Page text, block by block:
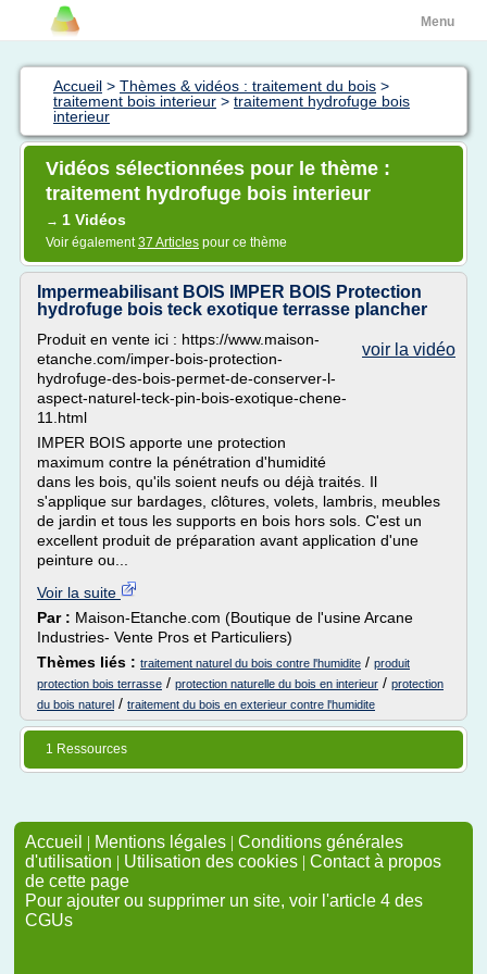
Menu
Accueil > Thèmes & vidéos : traitement du bois >
traitement bois interieur > traitement hydrofuge bois
interieur
Vidéos sélectionnées pour le thème :
traitement hydrofuge bois interieur
→ 1 Vidéos
Voir également37 Articles pour ce thème
Impermeabilisant BOIS IMPER BOIS Protection
hydrofuge bois teck exotique terrasse plancher
voir la vidéo
Produit en vente ici : https://www.maison-
etanche.com/imper-bois-protection-
hydrofuge-des-bois-permet-de-conserver-l-
aspect-naturel-teck-pin-bois-exotique-chene-
11.html
IMPER BOIS apporte une protection
maximum contre la pénétration d'humidité
dans les bois, qu'ils soient neufs ou déjà traités. Il
s'applique sur bardages, clôtures, volets, lambris, meubles
de jardin et tous les supports en bois hors sols. C'est un
excellent produit de préparation avant application d'une
peinture ou...
Voir la suite
Par : Maison-Etanche.com (Boutique de l'usine Arcane
Industries- Vente Pros et Particuliers)
Thèmes liés : traitement naturel du bois contre l'humidite / produit
protection bois terrasse / protection naturelle du bois en interieur / protection
du bois naturel / traitement du bois en exterieur contre l'humidite
1 Ressources
Accueil | Mentions légales | Conditions générales
d'utilisation | Utilisation des cookies | Contact à propos
de cette page
Pour ajouter ou supprimer un site, voir l'article 4 des
CGUs